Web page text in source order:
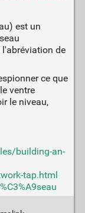
est un
de
ce que
ventre
le niveau,
building-an-
tap.html